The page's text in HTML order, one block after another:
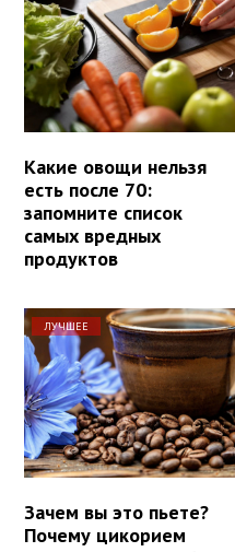
Какие овощи нельзя
есть после 70:
запомните список
самых вредных
продуктов
ЛУЧШЕЕ
Зачем вы это пьете?
Почему цикорием